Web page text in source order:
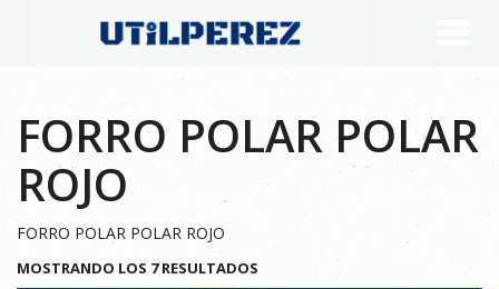
FORRO POLAR POLAR
ROJO
FORRO POLAR POLAR ROJO
MOSTRANDO LOS 7 RESULTADOS